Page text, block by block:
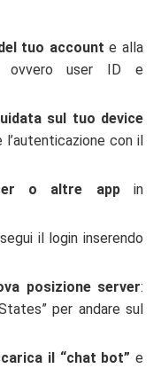
tuo account e alla
ovvero user ID e
sul tuo device
con il
o altre appin
il login inserendo
posizione server:
per andare sul
il “chat bot” e